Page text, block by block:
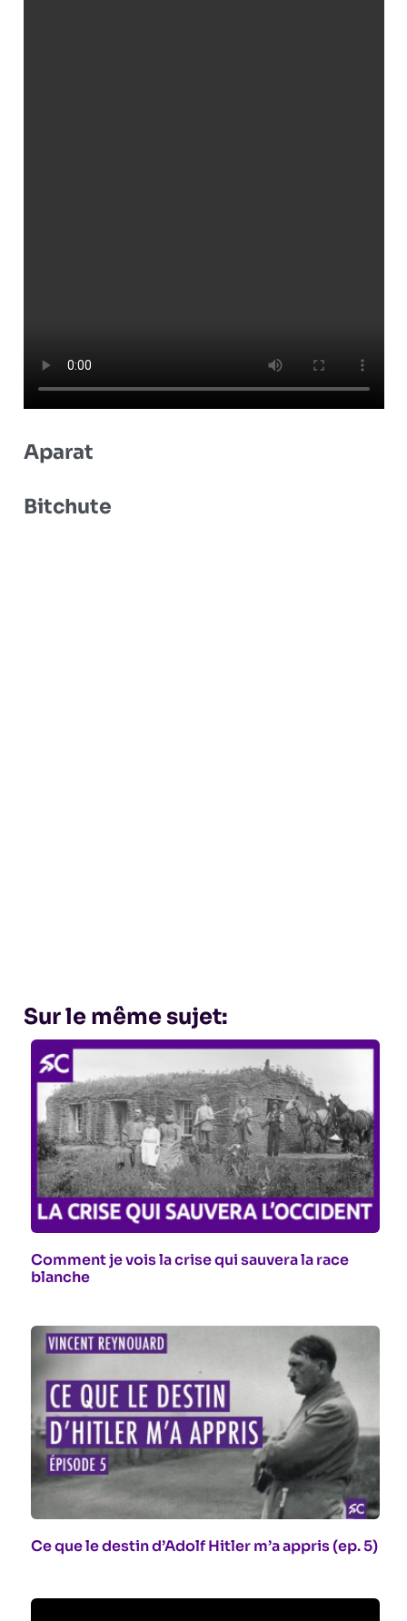
Aparat
Bitchute
Sur le même sujet:
Comment je vois la crise qui sauvera la race
blanche
Ce que le destin d’Adolf Hitler m’a appris (ep. 5)